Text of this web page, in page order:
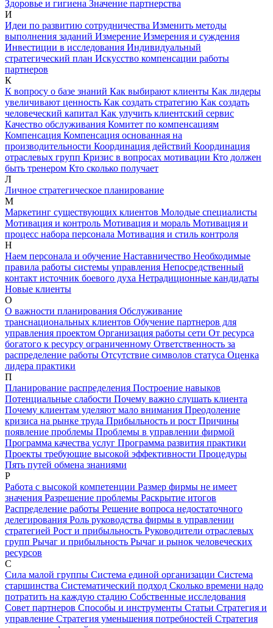
Здоровье и гигиена Значение партнерства
И
Идеи по развитию сотрудничества Изменить методы
выполнения заданий Измерение Измерения и суждения
Инвестиции в исследования Индивидуальный
стратегический план Искусство компенсации работы
партнеров
К
К вопросу о базе знаний Как выбирают клиенты Как лидеры
увеличивают ценность Как создать стратегию Как создать
человеческий капитал Как улучить клиентский сервис
Качество обслуживания Комитет по компенсациям
Компенсация Компенсация основанная на
производительности Координация действий Координация
отраслевых групп Кризис в вопросах мотивации Кто должен
быть тренером Кто сколько получает
Л
Личное стратегическое планирование
М
Маркетинг существующих клиентов Молодые специалисты
Мотивация и контроль Мотивация и мораль Мотивация и
процесс набора персонала Мотивация и стиль контроля
Н
Наем персонала и обучение Наставничество Необходимые
правила работы системы управления Непосредственный
контакт источник боевого духа Нетрадиционные кандидаты
Новые клиенты
О
О важности планирования Обслуживание
транснациональных клиентов Обучение партнеров для
управления проектом Организация работы сети От ресурса
богатого к ресурсу ограниченному Ответственность за
распределение работы Отсутствие символов статуса Оценка
лидера практики
П
Планирование распределения Построение навыков
Потенциальные слабости Почему важно слушать клиента
Почему клиентам уделяют мало внимания Преодоление
кризиса на рынке труда Прибыльность и рост Причины
появление проблемы Проблемы в управлении фирмой
Программа качества услуг Программа развития практики
Проекты требующие высокой эффективности Процедуры
Пять путей обмена знаниями
Р
Работа с высокой компетенции Размер фирмы не имеет
значения Разрешение проблемы Раскрытие итогов
Распределение работы Решение вопроса недостаточного
делегирования Роль руководства фирмы в управлении
стратегией Рост и прибыльность Руководители отраслевых
групп Рычаг и прибыльность Рычаг и рынок человеческих
ресурсов
С
Сила малой группы Система единой организации Система
старшинства Систематический подход Сколько времени надо
потратить на каждую стадию Собственные исследования
Совет партнеров Способы и инструменты Статьи Стратегия и
управление Стратегия уменьшения потребностей Стратегия